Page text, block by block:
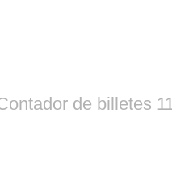
de billetes